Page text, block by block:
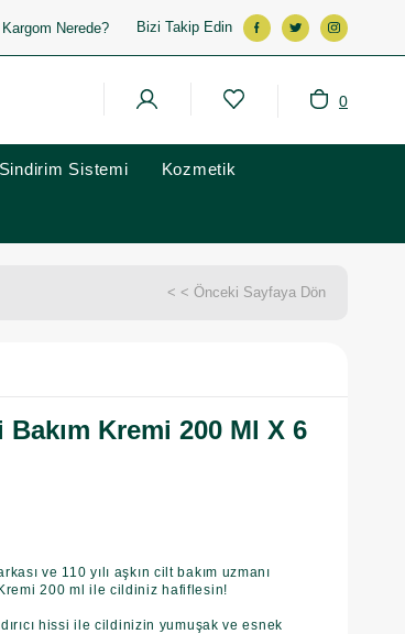
Kargom Nerede? Bizi Takip Edin
0
Sindirim Sistemi Kozmetik
< < Önceki Sayfaya Dön
Kremi 200 Ml X 6
ve 110 yılı aşkın cilt bakım uzmanı
200 ml ile cildiniz hafiflesin!
hissi ile cildinizin yumuşak ve esnek